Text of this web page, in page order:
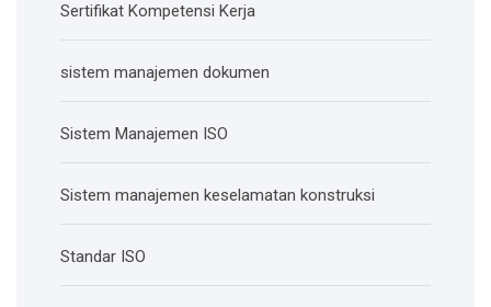
Sertifikat Kompetensi Kerja
sistem manajemen dokumen
Sistem Manajemen ISO
Sistem manajemen keselamatan konstruksi
Standar ISO